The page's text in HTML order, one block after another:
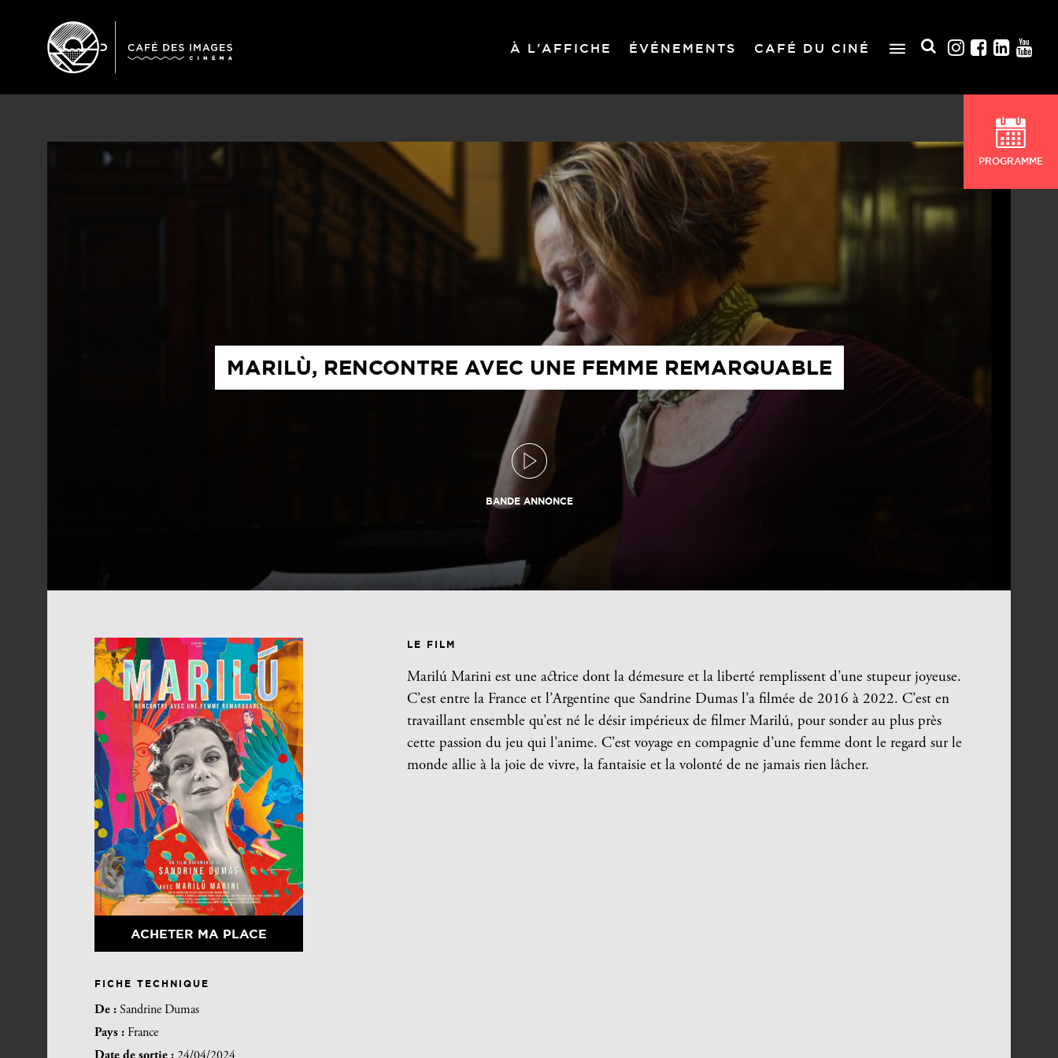
À L’AFFICHE ÉVÉNEMENTS CAFÉ DU CINÉ
MARILÙ, RENCONTRE AVEC UNE FEMME REMARQUABLE
BANDE ANNONCE
ACHETER MA PLACE
FICHE TECHNIQUE
De : Sandrine Dumas
Pays : France
Date de sortie : 24/04/2024
LE FILM
Marilú Marini est une actrice dont la démesure et la liberté remplissent d’une stupeur joyeuse.
C’est entre la France et l’Argentine que Sandrine Dumas l’a filmée de 2016 à 2022. C’est en
travaillant ensemble qu’est né le désir impérieux de filmer Marilú, pour sonder au plus près
cette passion du jeu qui l’anime. C’est voyage en compagnie d’une femme dont le regard sur le
monde allie à la joie de vivre, la fantaisie et la volonté de ne jamais rien lâcher.
PROGRAMME